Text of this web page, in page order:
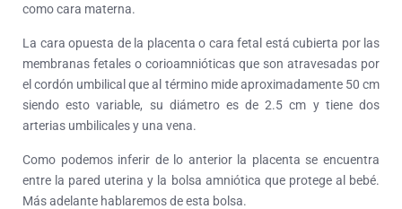
como cara materna.
La cara opuesta de la placenta o cara fetal está cubierta por las
membranas fetales o corioamnióticas que son atravesadas por
el cordón umbilical que al término mide aproximadamente 50 cm
siendo esto variable, su diámetro es de 2.5 cm y tiene dos
arterias umbilicales y una vena.
Como podemos inferir de lo anterior la placenta se encuentra
entre la pared uterina y la bolsa amniótica que protege al bebé.
Más adelante hablaremos de esta bolsa.